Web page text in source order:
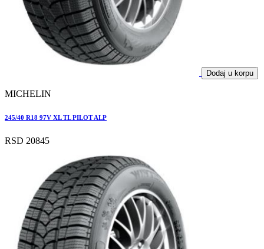
Dodaj u korpu
MICHELIN
245/40 R18 97V XL TL PILOT ALP
RSD 20845